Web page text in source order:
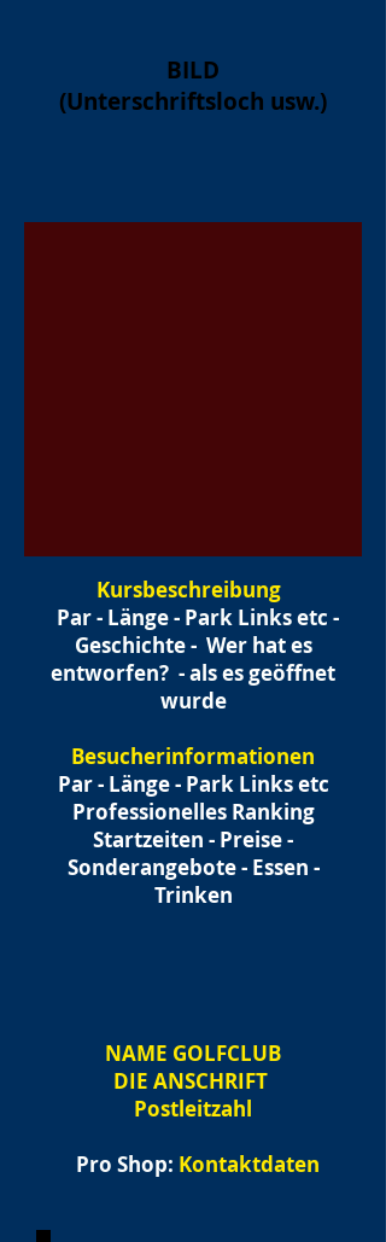
BILD
(Unterschriftsloch usw.)
Kursbeschreibung
Par - Länge - Park Links etc -
Geschichte - Wer hat es
entworfen? - als es geöffnet
wurde
Besucherinformationen
Par - Länge - Park Links etc
Professionelles Ranking
Startzeiten - Preise -
Sonderangebote - Essen -
Trinken
NAME GOLFCLUB
DIE ANSCHRIFT
Postleitzahl
Pro Shop: Kontaktdaten